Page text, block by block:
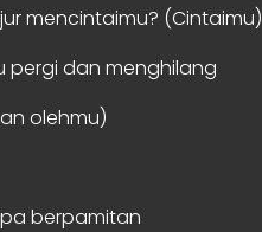
mencintaimu? (Cintaimu)
pergi dan menghilang
olehmu)
berpamitan